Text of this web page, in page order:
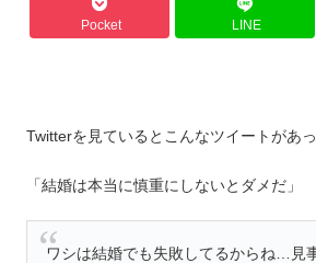
Pocket LINE
Twitterを見ているとこんなツイートがあっ
「結婚は本当に慎重にしないとダメだ」
ワシは結婚でも失敗してるからね…見